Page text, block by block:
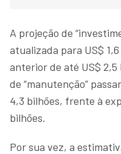
A projeção de
atualizada para US$
anterior de até US$
de “manutenção”
4,3 bilhões, frente à
bilhões.
Por sua vez, a